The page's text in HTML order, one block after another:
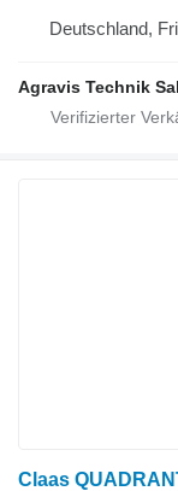
Deutschland,
Agravis Technik
Claas